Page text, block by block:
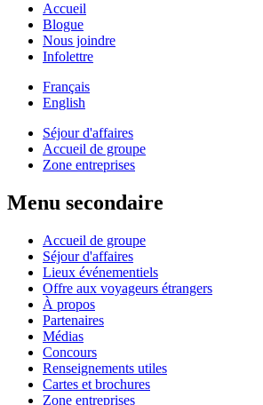
Accueil
Blogue
Nous joindre
Infolettre
Français
English
Séjour d'affaires
Accueil de groupe
Zone entreprises
Menu secondaire
Accueil de groupe
Séjour d'affaires
Lieux événementiels
Offre aux voyageurs étrangers
À propos
Partenaires
Médias
Concours
Renseignements utiles
Cartes et brochures
Zone entreprises